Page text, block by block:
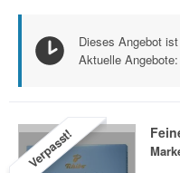
Dieses Angebot
Aktuelle Angebote:
Verpasst!